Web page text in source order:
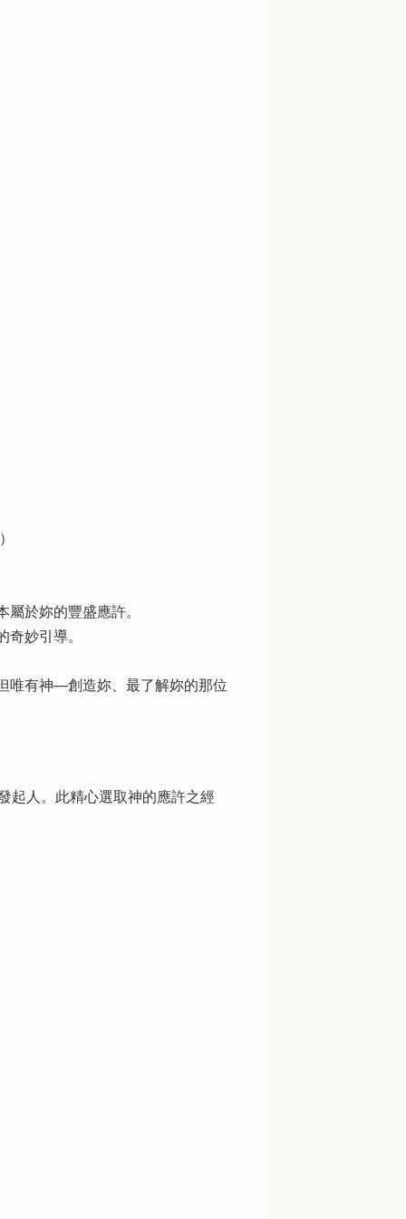
於妳的豐盛應許。
妙引導。
唯有神──創造妳、最了解妳的那位
發起人。此精心選取神的應許之經